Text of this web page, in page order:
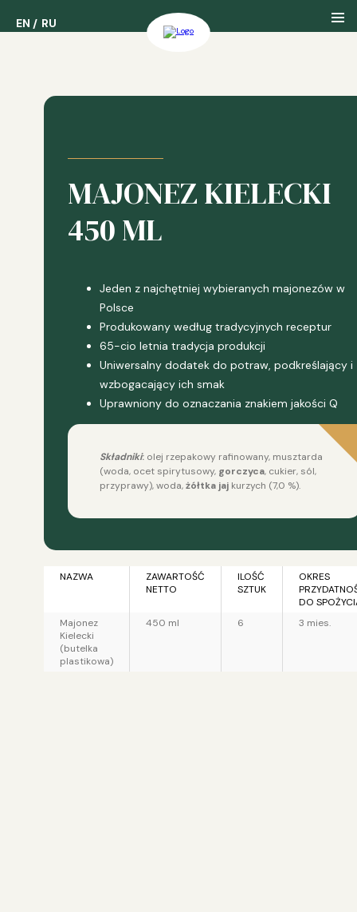
EN RU
EN RU
Nasza Historia
Nasze Nagrody
MAJONEZ KIELECKI
450 ML
Jeden z najchętniej wybieranych majonezów w
Polsce
Produkowany według tradycyjnych receptur
65-cio letnia tradycja produkcji
Uniwersalny dodatek do potraw, podkreślający i
wzbogacający ich smak
Uprawniony do oznaczania znakiem jakości Q
Składniki: olej rzepakowy rafinowany, musztarda
(woda, ocet spirytusowy, gorczyca, cukier, sól,
przyprawy), woda,żółtka jaj kurzych (7,0 %).
NAZWA
ZAWARTOŚĆ
NETTO
ILOŚĆ
SZTUK
OKRES
DO
Majonez
Kielecki
(butelka
plastikowa)
450 ml 6 3 mies.